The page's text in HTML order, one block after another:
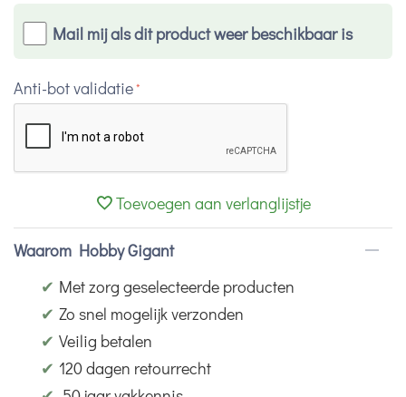
Mail mij als dit product weer beschikbaar is
Anti-bot validatie
Toevoegen aan verlanglijstje
Waarom Hobby Gigant
✔ Met zorg geselecteerde producten
✔ Zo snel mogelijk verzonden
✔ Veilig betalen
✔ 120 dagen retourrecht